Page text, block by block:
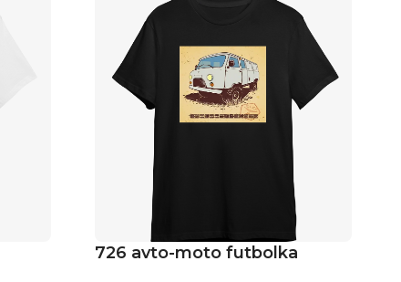
726 avto-moto futbolka